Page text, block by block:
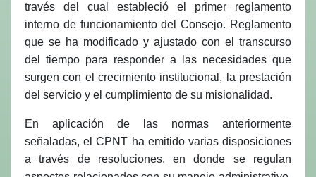
través del cual estableció el primer reglamento
interno de funcionamiento del Consejo. Reglamento
que se ha modificado y ajustado con el transcurso
del tiempo para responder a las necesidades que
surgen con el crecimiento institucional, la prestación
del servicio y el cumplimiento de su misionalidad.
En aplicación de las normas anteriormente
señaladas, el CPNT ha emitido varias disposiciones
a través de resoluciones, en donde se regulan